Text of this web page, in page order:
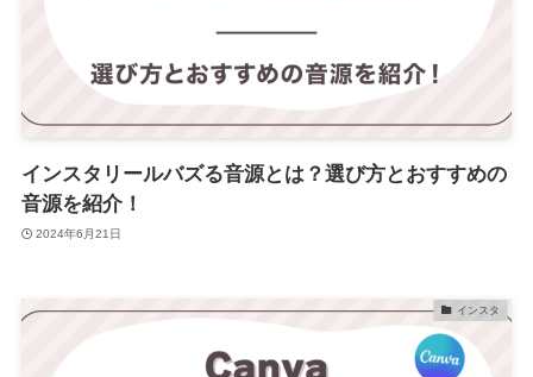
インスタリールバズる音源とは？選び方とおすすめの
音源を紹介！
2024年6月21日
インスタ